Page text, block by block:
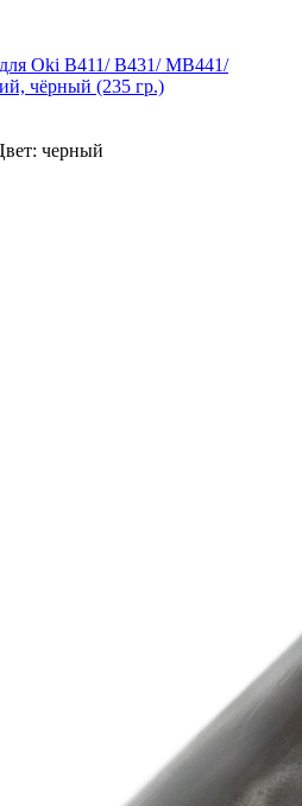
Oki B411/ B431/ MB441/
чёрный (235 гр.)
черный